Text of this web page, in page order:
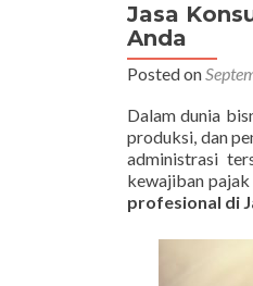
Jasa
Anda
Posted on
Dalam dunia
produksi, dan
administrasi
kewajiban pajak
profesional di